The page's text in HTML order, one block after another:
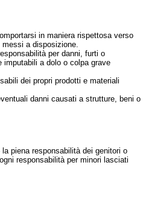
in maniera rispettosa verso
a disposizione.
per danni, furti o
imputabili a dolo o colpa grave
dei propri prodotti e materiali
danni causati a strutture, beni o
piena responsabilità dei genitori o
responsabilità per minori lasciati